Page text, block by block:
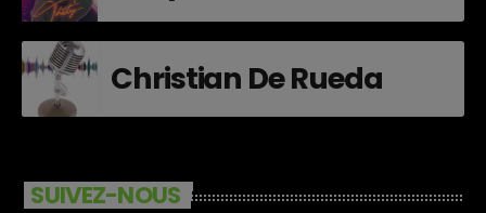
Christian De Rueda
SUIVEZ-NOUS